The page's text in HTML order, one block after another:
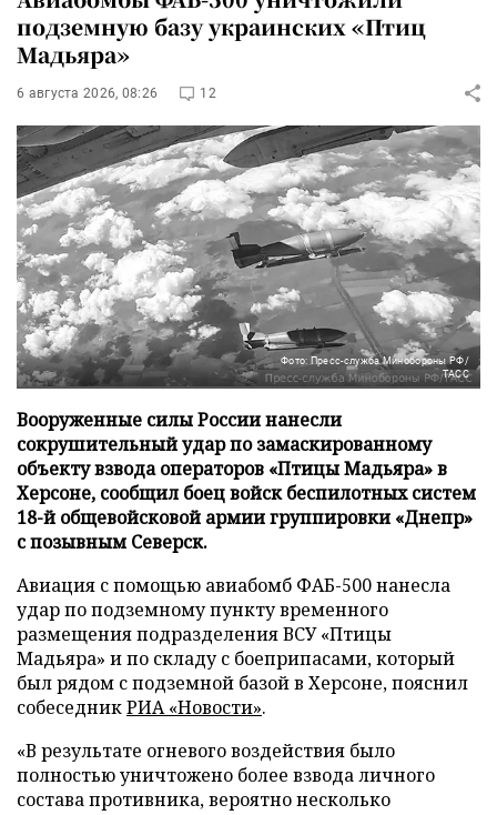
подземную базу украинских «Птиц
Мадьяра»
6 августа 2026, 08:26 12
Фото: Пресс-служба Минобороны РФ/
ТАСС
Вооруженные силы России нанесли
сокрушительный удар по замаскированному
объекту взвода операторов «Птицы Мадьяра» в
Херсоне, сообщил боец войск беспилотных систем
18-й общевойсковой армии группировки «Днепр»
с позывным Северск.
Авиация с помощью авиабомб ФАБ-500 нанесла
удар по подземному пункту временного
размещения подразделения ВСУ «Птицы
Мадьяра» и по складу с боеприпасами, который
был рядом с подземной базой в Херсоне, пояснил
собеседникРИА «Новости».
«В результате огневого воздействия было
полностью уничтожено более взвода личного
состава противника, вероятно несколько